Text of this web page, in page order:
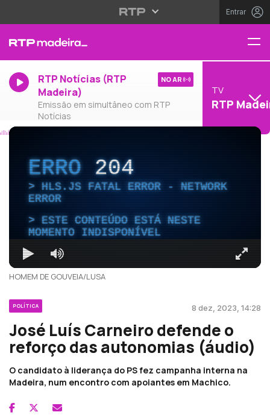
Entrar
RTP Notícias (RTP
Madeira)
Emissão em simultâneo com RTP
Notícias
NO AR
TV
RTP
ERRO204
HLS.JS FATAL ERROR - NETWORK
ERROR
ESTE CONTEÚDO ESTÁ NESTE
MOMENTO INDISPONÍVEL
HOMEM DE GOUVEIA/LUSA
POLÍTICA 8 dez, 2023, 14:28
José Luís Carneiro defende o
reforço das autonomias (áudio)
O candidato à liderança do PS fez campanha interna na
Madeira, num encontro com apoiantes em Machico.